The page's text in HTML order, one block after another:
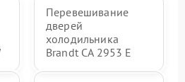
Перевешивание
дверей
холодильника
Brandt CA 2953 E